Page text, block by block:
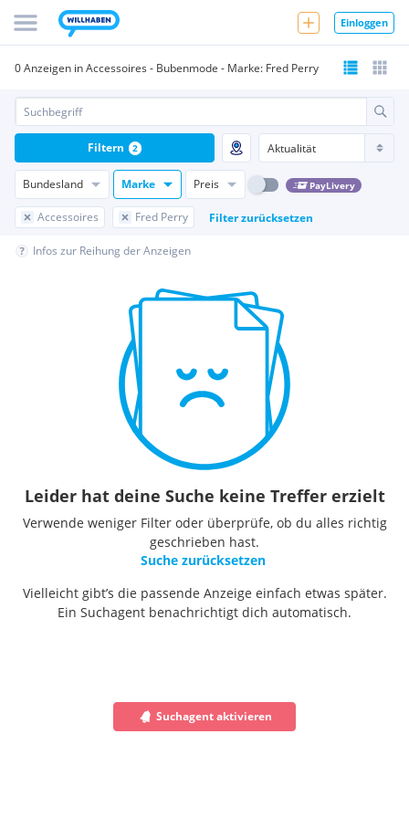
Einloggen
0 Anzeigen in Accessoires - Bubenmode - Marke: Fred Perry
Bundesland Marke Preis PayLivery
Accessoires Fred Perry Filter zurücksetzen
Filtern 2
Infos zur Reihung der Anzeigen
Leider hat deine Suche keine Treffer erzielt
Verwende weniger Filter oder überprüfe, ob du alles richtig
geschrieben hast.
Suche zurücksetzen
Vielleicht gibt’s die passende Anzeige einfach etwas später.
Ein Suchagent benachrichtigt dich automatisch.
Suchagent aktivieren